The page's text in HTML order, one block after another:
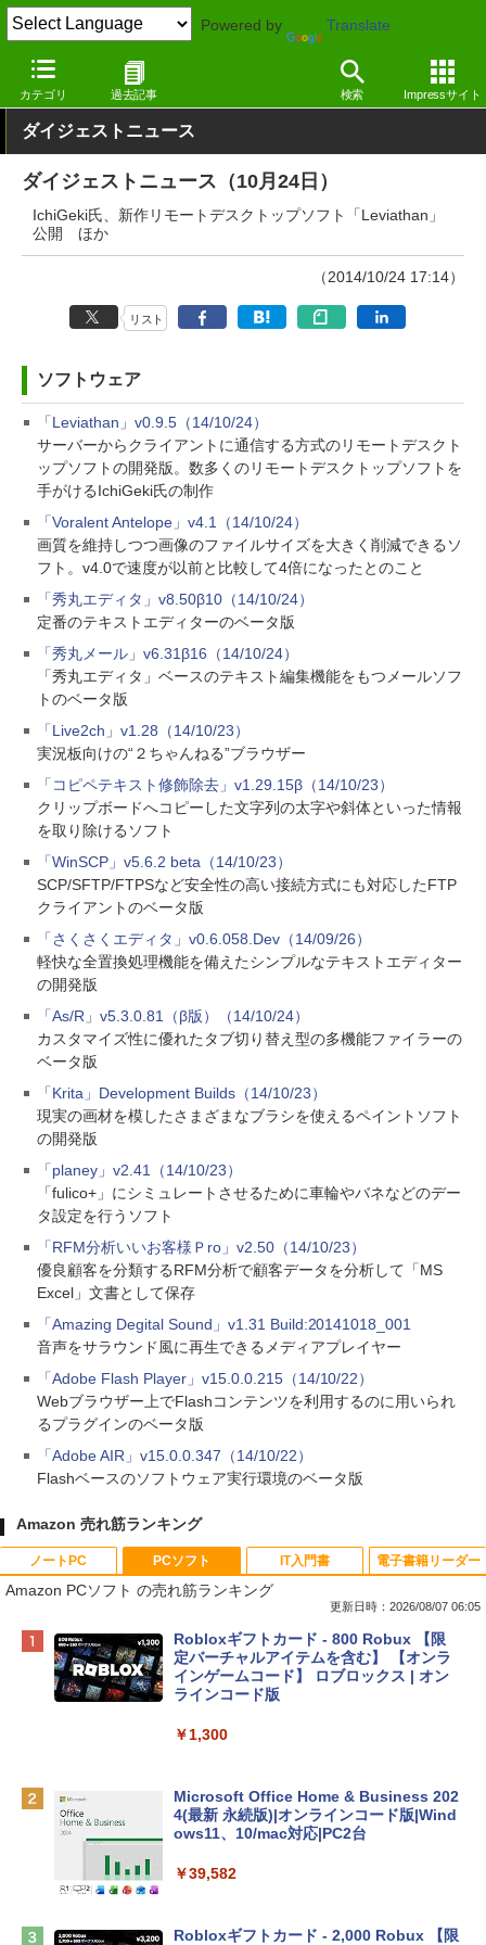
Powered by Translate
カテゴリ 過去記事 検索 Impressサイト
窓の杜 その他の話題 アップデート
ダイジェストニュース
ダイジェストニュース（10月24日）
IchiGeki氏、新作リモートデスクトップソフト「Leviathan」
公開 ほか
（2014/10/24 17:14）
リスト
ソフトウェア
「Leviathan」v0.9.5（14/10/24）
サーバーからクライアントに通信する方式のリモートデスクト
ップソフトの開発版。数多くのリモートデスクトップソフトを
手がけるIchiGeki氏の制作
「Voralent Antelope」v4.1（14/10/24）
画質を維持しつつ画像のファイルサイズを大きく削減できるソ
フト。v4.0で速度が以前と比較して4倍になったとのこと
「秀丸エディタ」v8.50β10（14/10/24）
定番のテキストエディターのベータ版
「秀丸メール」v6.31β16（14/10/24）
「秀丸エディタ」ベースのテキスト編集機能をもつメールソフ
トのベータ版
「Live2ch」v1.28（14/10/23）
実況板向けの“２ちゃんねる”ブラウザー
「コピペテキスト修飾除去」v1.29.15β（14/10/23）
クリップボードへコピーした文字列の太字や斜体といった情報
を取り除けるソフト
「WinSCP」v5.6.2 beta（14/10/23）
SCP/SFTP/FTPSなど安全性の高い接続方式にも対応したFTP
クライアントのベータ版
「さくさくエディタ」v0.6.058.Dev（14/09/26）
軽快な全置換処理機能を備えたシンプルなテキストエディター
の開発版
「As/R」v5.3.0.81（β版）（14/10/24）
カスタマイズ性に優れたタブ切り替え型の多機能ファイラーの
ベータ版
「Krita」Development Builds（14/10/23）
現実の画材を模したさまざまなブラシを使えるペイントソフト
の開発版
「planey」v2.41（14/10/23）
「fulico+」にシミュレートさせるために車輪やバネなどのデー
タ設定を行うソフト
「RFM分析いいお客様Ｐro」v2.50（14/10/23）
優良顧客を分類するRFM分析で顧客データを分析して「MS
Excel」文書として保存
「Amazing Degital Sound」v1.31 Build:20141018_001
音声をサラウンド風に再生できるメディアプレイヤー
「Adobe Flash Player」v15.0.0.215（14/10/22）
Webブラウザー上でFlashコンテンツを利用するのに用いられ
るプラグインのベータ版
「Adobe AIR」v15.0.0.347（14/10/22）
Flashベースのソフトウェア実行環境のベータ版
Amazon 売れ筋ランキング
ノートPC
Apple 2026 MacBook Neo A18 Proチッ
プ搭載13インチノートブック：AIとAppl
e Intelligence、Liquid Retinaディスプ
レイ、8GBメモリ、512GB SSD、1080p
ィゴ + 3年延長 AppleCare+ for 13インチ
￥162,598
ンケース Dell NEC Lavie ASUS HP dyna
￥2,952
PCソフト
Amazon PCソフト の売れ筋ランキング
更新日時：2026/08/07 06:05
Robloxギフトカード - 800 Robux 【限
定バーチャルアイテムを含む】 【オンラ
インゲームコード】 ロブロックス | オン
ラインコード版
￥1,300
Microsoft Office Home & Business 202
4(最新 永続版)|オンラインコード版|Wind
ows11、10/mac対応|PC2台
￥39,582
Robloxギフトカード - 2,000 Robux 【限
IT入門書 電子書籍リーダー